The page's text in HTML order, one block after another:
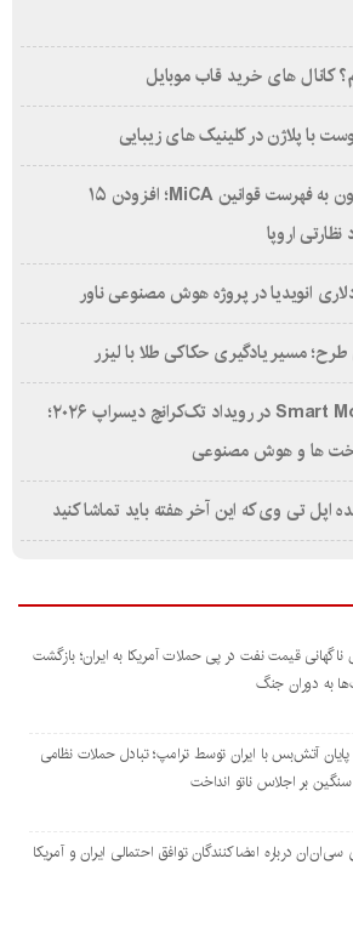
کانال های خرید قاب موبایل
با پلاژن در کلینیک های زیبایی
ورود واحد بی‌ان‌وای ملون به فهرست قوانین MiCA؛ افزودن ۱۵
اروپا
طرح؛ مسیر یادگیری حکاکی طلا با لیزر
رونمایی از استیج Smart Money در رویداد تک‌کرانچ دیسراپ ۲۰۲۶؛
ها و هوش مصنوعی
قیمت نفت در پی حملات آمریکا به ایران؛ بازگشت
به دوران جنگ
پایان آتش‌بس با ایران توسط ترامپ؛ تبادل حملات نظامی
بر اجلاس ناتو انداخت
سی‌ان‌ان درباره امضاکنندگان توافق احتمالی ایران و آمریکا